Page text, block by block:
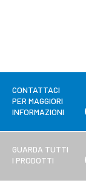
CONTATTACI
PER MAGGIORI
INFORMAZIONI
GUARDA TUTTI
I PRODOTTI